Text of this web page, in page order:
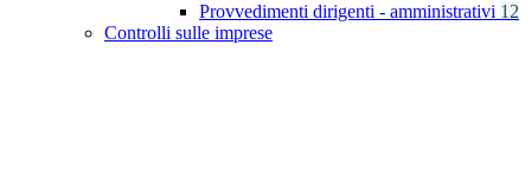
Provvedimenti dirigenti - amministrativi 12
Controlli sulle imprese